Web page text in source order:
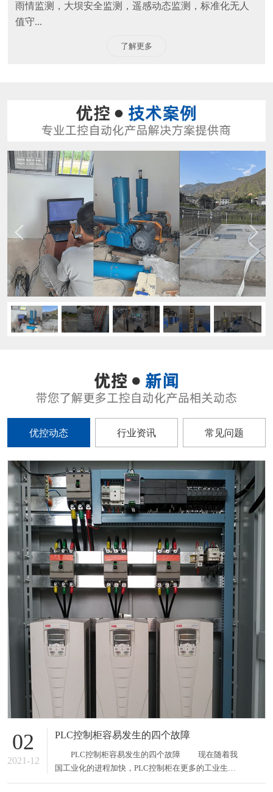
雨情监测，大坝安全监测，遥感动态监测，标准化无人
值守...
了解更多
优控动态 行业资讯 常见问题
02
2021-12
PLC控制柜容易发生的四个故障
PLC控制柜容易发生的四个故障 现在随着我
国工业化的进程加快，PLC控制柜在更多的工业生产
中得到了广泛的应用，这给我们的生产生活带来了很